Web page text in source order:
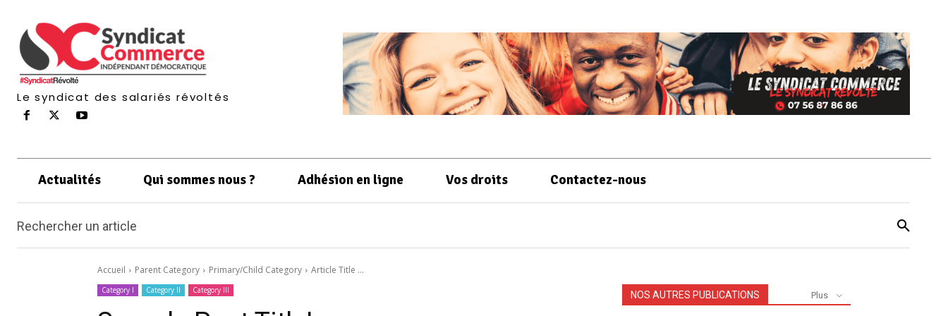
Le syndicat des salariés révoltés
Actualités Qui sommes nous ? Adhésion en ligne Vos droits Contactez-nous
Rechercher un article
Accueil Parent Category Primary/Child Category Article Title ...
Category I Category II Category III NOS AUTRES PUBLICATIONS Plus